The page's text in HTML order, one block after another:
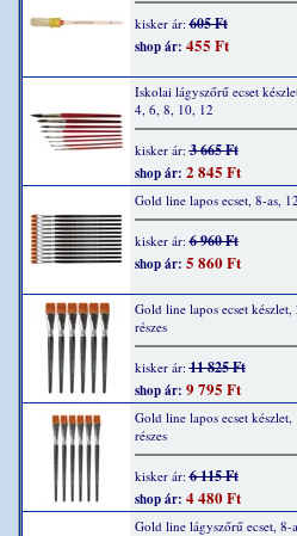
kisker ár:605 Ft
shop ár: 455 Ft
Iskolai lágyszőrű ecset
4, 6, 8, 10, 12
kisker ár:3 665 Ft
shop ár: 2 845 Ft
Gold line lapos ecset, 8-as,
kisker ár:6 960 Ft
shop ár: 5 860 Ft
Gold line lapos ecset készlet,
részes
kisker ár:11 825 Ft
shop ár: 9 795 Ft
Gold line lapos ecset készlet,
részes
kisker ár:6 115 Ft
shop ár: 4 480 Ft
Gold line lágyszőrű ecset, 8-